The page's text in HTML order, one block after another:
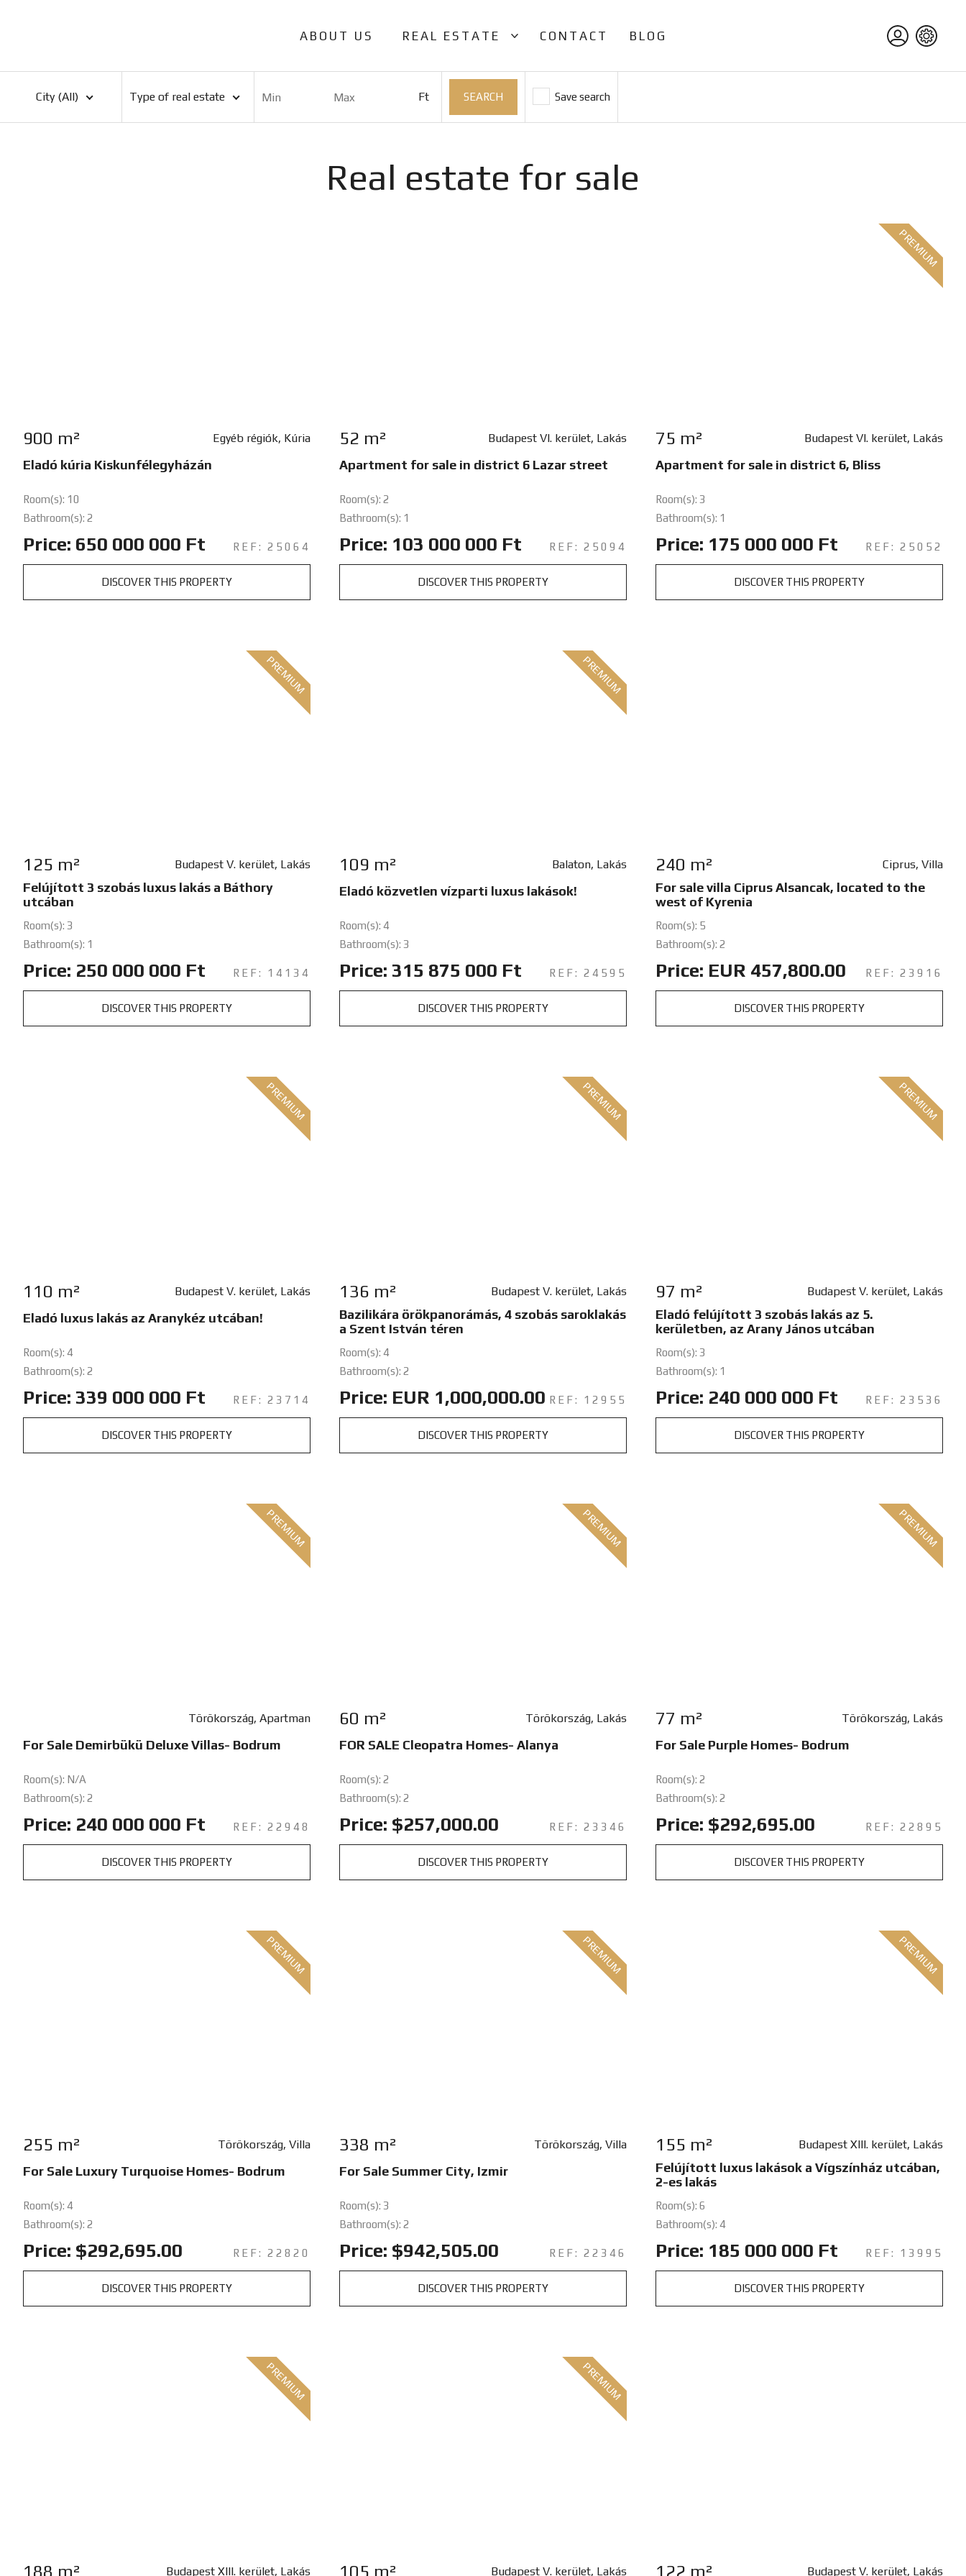
ABOUT US REAL ESTATE CONTACT BLOG
City (All) Type of real estate Ft Save search
Real estate for sale
900 m² Egyéb régiók, Kúria
Eladó kúria Kiskunfélegyházán
Room(s): 10
Bathroom(s): 2
Price: 650 000 000 Ft REF: 25064
DISCOVER THIS PROPERTY
52 m² Budapest VI. kerület, Lakás
Apartment for sale in district 6 Lazar street
Room(s): 2
Bathroom(s): 1
Price: 103 000 000 Ft REF: 25094
DISCOVER THIS PROPERTY
PREMIUM
75 m² Budapest VI. kerület, Lakás
Apartment for sale in district 6, Bliss
Room(s): 3
Bathroom(s): 1
Price: 175 000 000 Ft REF: 25052
DISCOVER THIS PROPERTY
PREMIUM
125 m² Budapest V. kerület, Lakás
Felújított 3 szobás luxus lakás a Báthory
utcában
Room(s): 3
Bathroom(s): 1
Price: 250 000 000 Ft REF: 14134
DISCOVER THIS PROPERTY
PREMIUM
109 m² Balaton, Lakás
Eladó közvetlen vízparti luxus lakások!
Room(s): 4
Bathroom(s): 3
Price: 315 875 000 Ft REF: 24595
DISCOVER THIS PROPERTY
240 m² Ciprus, Villa
For sale villa Ciprus Alsancak, located to the
west of Kyrenia
Room(s): 5
Bathroom(s): 2
Price: EUR 457,800.00 REF: 23916
DISCOVER THIS PROPERTY
PREMIUM
110 m² Budapest V. kerület, Lakás
Eladó luxus lakás az Aranykéz utcában!
Room(s): 4
Bathroom(s): 2
Price: 339 000 000 Ft REF: 23714
DISCOVER THIS PROPERTY
PREMIUM
136 m² Budapest V. kerület, Lakás
Bazilikára örökpanorámás, 4 szobás saroklakás
a Szent István téren
Room(s): 4
Bathroom(s): 2
Price: EUR 1,000,000.00 REF: 12955
DISCOVER THIS PROPERTY
PREMIUM
97 m² Budapest V. kerület, Lakás
Eladó felújított 3 szobás lakás az 5.
kerületben, az Arany János utcában
Room(s): 3
Bathroom(s): 1
Price: 240 000 000 Ft REF: 23536
DISCOVER THIS PROPERTY
PREMIUM
Törökország, Apartman
For Sale Demirbükü Deluxe Villas- Bodrum
Room(s): N/A
Bathroom(s): 2
Price: 240 000 000 Ft REF: 22948
DISCOVER THIS PROPERTY
PREMIUM
60 m² Törökország, Lakás
FOR SALE Cleopatra Homes- Alanya
Room(s): 2
Bathroom(s): 2
Price: $257,000.00 REF: 23346
DISCOVER THIS PROPERTY
PREMIUM
77 m² Törökország, Lakás
For Sale Purple Homes- Bodrum
Room(s): 2
Bathroom(s): 2
Price: $292,695.00 REF: 22895
DISCOVER THIS PROPERTY
PREMIUM
255 m² Törökország, Villa
For Sale Luxury Turquoise Homes- Bodrum
Room(s): 4
Bathroom(s): 2
Price: $292,695.00 REF: 22820
DISCOVER THIS PROPERTY
PREMIUM
338 m² Törökország, Villa
For Sale Summer City, Izmir
Room(s): 3
Bathroom(s): 2
Price: $942,505.00 REF: 22346
DISCOVER THIS PROPERTY
PREMIUM
155 m² Budapest XIII. kerület, Lakás
Felújított luxus lakások a Vígszínház utcában,
2-es lakás
Room(s): 6
Bathroom(s): 4
Price: 185 000 000 Ft REF: 13995
DISCOVER THIS PROPERTY
PREMIUM
188 m² Budapest XIII. kerület, Lakás
PREMIUM
105 m² Budapest V. kerület, Lakás 122 m² Budapest V. kerület, Lakás